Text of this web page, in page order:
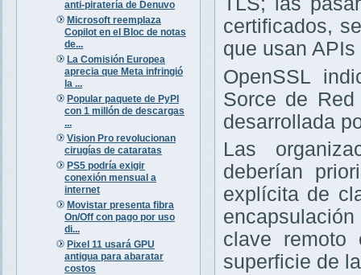
anti-piratería de Denuvo
Microsoft reemplaza
Copilot en el Bloc de notas
de...
La Comisión Europea
aprecia que Meta infringió
la ...
Popular paquete de PyPI
con 1 millón de descargas
...
Vision Pro revolucionan
cirugías de cataratas
PS5 podría exigir
conexión mensual a
internet
Movistar presenta fibra
On/Off con pago por uso
di...
Pixel 11 usará GPU
antigua para abaratar
costos
certificados,
que usan
OpenSSL
Sorce de
desarrollada
Las
deberían
explícita de
clave remoto
superficie de